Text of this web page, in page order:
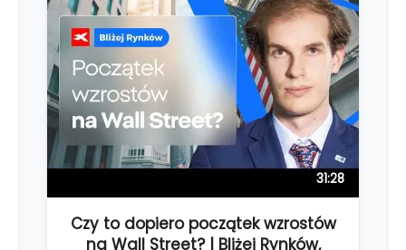
31:28
Czy to dopiero początek wzrostów
na Wall Street? | Bliżej Rynków,